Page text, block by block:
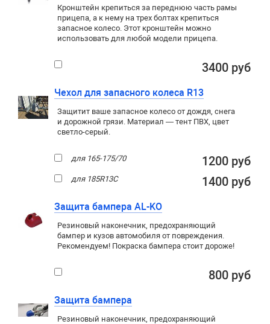
Кронштейн крепиться за переднюю часть рамы
прицепа, а к нему на трех болтах крепиться
запасное колесо. Этот кронштейн можно
использовать для любой модели прицепа.
3400 руб
Чехол для запасного колеса R13
Защитит ваше запасное колесо от дождя, снега
и дорожной грязи. Материал — тент ПВХ, цвет
светло-серый.
для 165-175/70 1200 руб
для 185R13C 1400 руб
Защита бампера AL-KO
Резиновый наконечник, предохраняющий
бампер и кузов автомобиля от повреждения.
Рекомендуем! Покраска бампера стоит дороже!
800 руб
Защита бампера
Резиновый наконечник, предохраняющий